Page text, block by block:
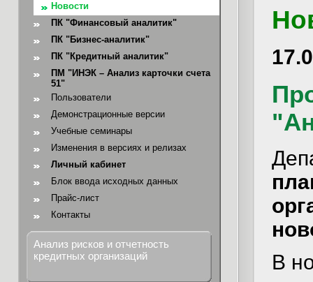
Новости
ПК "Финансовый аналитик"
ПК "Бизнес-аналитик"
ПК "Кредитный аналитик"
ПМ "ИНЭК – Анализ карточки счета
51"
Пользователи
Демонстрационные версии
Учебные семинары
Изменения в версиях и релизах
Личный кабинет
Блок ввода исходных данных
Прайс-лист
Контакты
Анализ рисков и отчетность
кредитных организаций
В